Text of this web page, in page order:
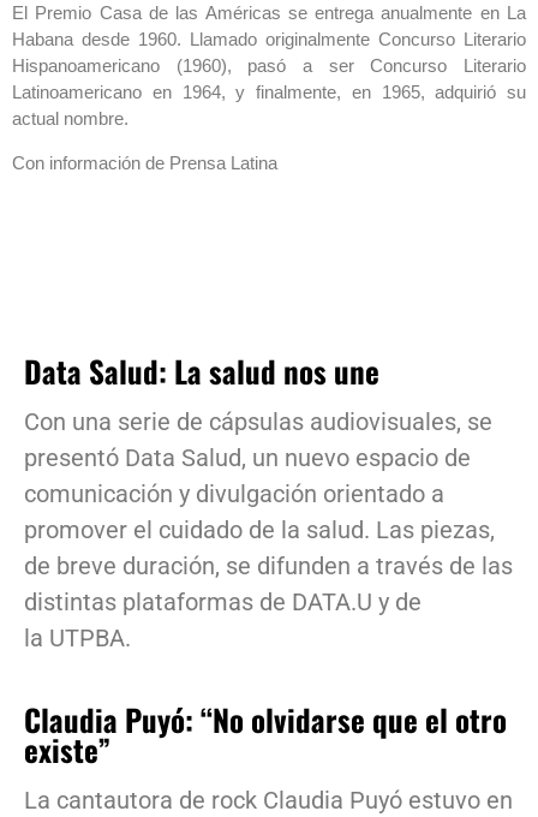
El Premio Casa de las Américas se entrega anualmente en La
Habana desde 1960. Llamado originalmente Concurso Literario
Hispanoamericano (1960), pasó a ser Concurso Literario
Latinoamericano en 1964, y finalmente, en 1965, adquirió su
actual nombre.
Con información de Prensa Latina
Data Salud: La salud nos une
Con una serie de cápsulas audiovisuales, se
presentó Data Salud, un nuevo espacio de
comunicación y divulgación orientado a
promover el cuidado de la salud. Las piezas,
de breve duración, se difunden a través de las
distintas plataformas de DATA.U y de
la UTPBA.
Claudia Puyó: “No olvidarse que el otro
existe”
La cantautora de rock Claudia Puyó estuvo en